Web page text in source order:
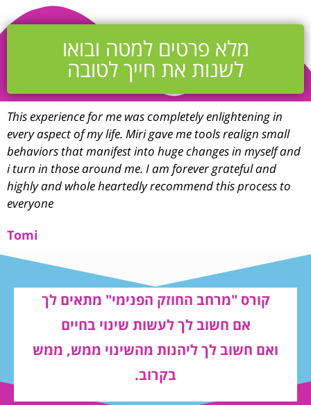
מלא פרטים למטה ובואו
לשנות את חייך לטובה
This experience for me was completely enlightening in
every aspect of my life. Miri gave me tools realign small
behaviors that manifest into huge changes in myself and
i turn in those around me. I am forever grateful and
highly and whole heartedly recommend this process to
everyone
Tomi
קורס "מרחב החוזק הפנימי" מתאים לך
אם חשוב לך לעשות שינוי בחיים
ואם חשוב לך ליהנות מהשינוי ממש, ממש
בקרוב.